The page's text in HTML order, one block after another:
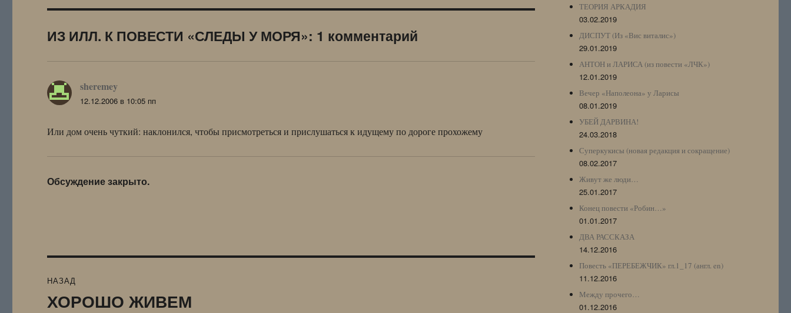
ИЗ ИЛЛ. К ПОВЕСТИ «СЛЕДЫ У МОРЯ»: 1 комментарий
sheremey
12.12.2006 в 10:05 пп
Или дом очень чуткий: наклонился, чтобы присмотреться и прислушаться к идущему по дороге прохожему
Обсуждение закрыто.
по
НАЗАД
Предыдущая
ХОРОШО ЖИВЕМ
ТЕОРИЯ АРКАДИЯ
03.02.2019
ДИСПУТ (Из «Вис виталис»)
29.01.2019
АНТОН и ЛАРИСА (из повести «ЛЧК»)
12.01.2019
Вечер «Наполеона» у Ларисы
08.01.2019
УБЕЙ ДАРВИНА!
24.03.2018
Суперкукисы (новая редакция и сокращение)
08.02.2017
Живут же люди…
25.01.2017
Конец повести «Робин…»
01.01.2017
ДВА РАССКАЗА
14.12.2016
Повесть «ПЕРЕБЕЖЧИК» гл.1_17 (англ. en)
11.12.2016
Между прочего…
01.12.2016